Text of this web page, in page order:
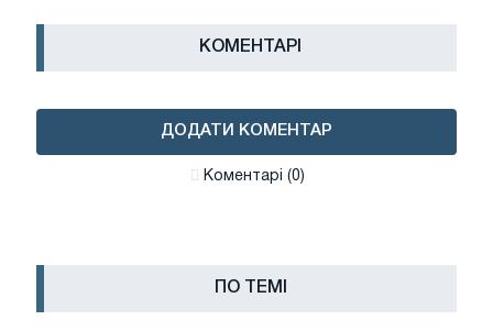
КОМЕНТАРІ
ДОДАТИ КОМЕНТАР
Коментарі (0)
ПО ТЕМІ